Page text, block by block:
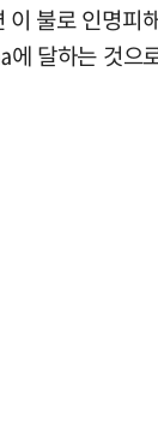
이 불로 인명피
에 달하는 것으